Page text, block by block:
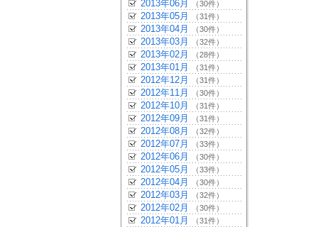
2013年06月 （30件）
2013年05月 （31件）
2013年04月 （30件）
2013年03月 （32件）
2013年02月 （28件）
2013年01月 （31件）
2012年12月 （31件）
2012年11月 （30件）
2012年10月 （31件）
2012年09月 （31件）
2012年08月 （32件）
2012年07月 （33件）
2012年06月 （30件）
2012年05月 （33件）
2012年04月 （30件）
2012年03月 （32件）
2012年02月 （30件）
2012年01月 （31件）